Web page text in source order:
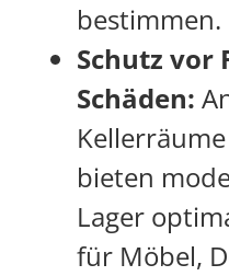
bestimmen.
Schutz vor
Schäden:
bieten
Lager
für Möbel,